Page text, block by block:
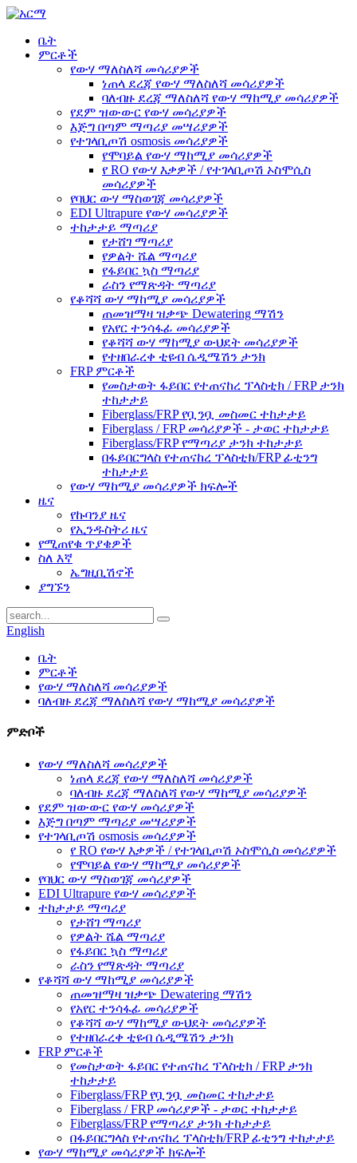
ቤት
ምርቶች
የውሃ ማለስለሻ መሳሪያዎች
ነጠላ ደረጃ የውሃ ማለስለሻ መሳሪያዎች
ባለብዙ ደረጃ ማለስለሻ የውሃ ማከሚያ መሳሪያዎች
የደም ዝውውር የውሃ መሳሪያዎች
እጅግ በጣም ማጣሪያ መሣሪያዎች
የተገላቢጦሽ osmosis መሳሪያዎች
የሞባይል የውሃ ማከሚያ መሳሪያዎች
የ RO የውሃ እቃዎች / የተገላቢጦሽ ኦስሞሲስ
መሳሪያዎች
የባህር ውሃ ማስወገጃ መሳሪያዎች
EDI Ultrapure የውሃ መሳሪያዎች
ተከታታይ ማጣሪያ
የታሸገ ማጣሪያ
የዎልት ሼል ማጣሪያ
የፋይበር ኳስ ማጣሪያ
ራስን የማጽዳት ማጣሪያ
የቆሻሻ ውሃ ማከሚያ መሳሪያዎች
ጠመዝማዛ ዝቃጭ Dewatering ማሽን
የአየር ተንሳፋፊ መሳሪያዎች
የቆሻሻ ውሃ ማከሚያ ውህደት መሳሪያዎች
የተዘበራረቀ ቲዩብ ሴዲሜሽን ታንክ
FRP ምርቶች
የመስታወት ፋይበር የተጠናከረ ፕላስቲክ / FRP ታንክ
ተከታታይ
Fiberglass/FRP የቧንቧ መስመር ተከታታይ
Fiberglass / FRP መሳሪያዎች - ታወር ​​ተከታታይ
Fiberglass/FRP የማጣሪያ ታንክ ተከታታይ
በፋይበርግላስ የተጠናከረ ፕላስቲክ/FRP ፊቲንግ
ተከታታይ
የውሃ ማከሚያ መሳሪያዎች ክፍሎች
ዜና
የኩባንያ ዜና
የኢንዱስትሪ ዜና
የሚጠየቁ ጥያቄዎች
ስለ እኛ
ኤግዚቢሽኖች
ያግኙን
English
ቤት
ምርቶች
የውሃ ማለስለሻ መሳሪያዎች
ባለብዙ ደረጃ ማለስለሻ የውሃ ማከሚያ መሳሪያዎች
ምድቦች
የውሃ ማለስለሻ መሳሪያዎች
ነጠላ ደረጃ የውሃ ማለስለሻ መሳሪያዎች
ባለብዙ ደረጃ ማለስለሻ የውሃ ማከሚያ መሳሪያዎች
የደም ዝውውር የውሃ መሳሪያዎች
እጅግ በጣም ማጣሪያ መሣሪያዎች
የተገላቢጦሽ osmosis መሳሪያዎች
የ RO የውሃ እቃዎች / የተገላቢጦሽ ኦስሞሲስ መሳሪያዎች
የሞባይል የውሃ ማከሚያ መሳሪያዎች
የባህር ውሃ ማስወገጃ መሳሪያዎች
EDI Ultrapure የውሃ መሳሪያዎች
ተከታታይ ማጣሪያ
የታሸገ ማጣሪያ
የዎልት ሼል ማጣሪያ
የፋይበር ኳስ ማጣሪያ
ራስን የማጽዳት ማጣሪያ
የቆሻሻ ውሃ ማከሚያ መሳሪያዎች
ጠመዝማዛ ዝቃጭ Dewatering ማሽን
የአየር ተንሳፋፊ መሳሪያዎች
የቆሻሻ ውሃ ማከሚያ ውህደት መሳሪያዎች
የተዘበራረቀ ቲዩብ ሴዲሜሽን ታንክ
FRP ምርቶች
የመስታወት ፋይበር የተጠናከረ ፕላስቲክ / FRP ታንክ
ተከታታይ
Fiberglass/FRP የቧንቧ መስመር ተከታታይ
Fiberglass / FRP መሳሪያዎች - ታወር ​​ተከታታይ
Fiberglass/FRP የማጣሪያ ታንክ ተከታታይ
በፋይበርግላስ የተጠናከረ ፕላስቲክ/FRP ፊቲንግ ተከታታይ
የውሃ ማከሚያ መሳሪያዎች ክፍሎች